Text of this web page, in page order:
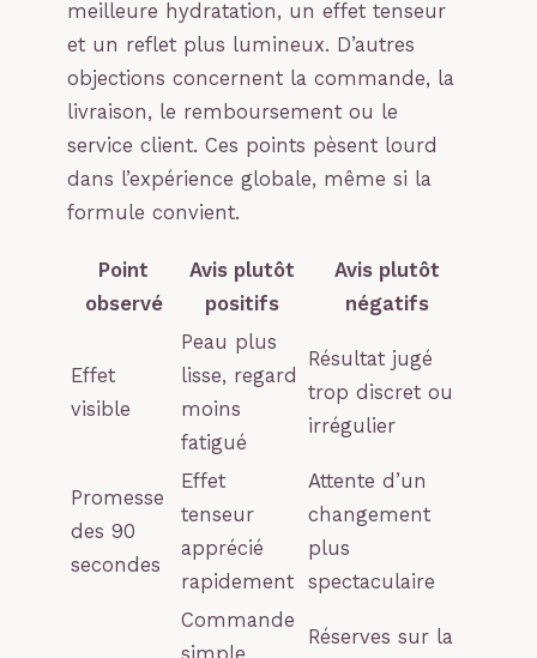
meilleure hydratation, un effet tenseur
et un reflet plus lumineux. D’autres
objections concernent la commande, la
livraison, le remboursement ou le
service client. Ces points pèsent lourd
dans l’expérience globale, même si la
formule convient.
Point
observé
Avis plutôt
positifs
Avis plutôt
négatifs
Effet
visible
Peau plus
lisse, regard
moins
fatigué
Résultat jugé
trop discret ou
irrégulier
Promesse
des 90
secondes
Effet
tenseur
apprécié
rapidement
Attente d’un
changement
plus
spectaculaire
Commande
Réserves sur la